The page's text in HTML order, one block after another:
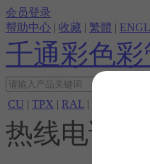
会员登录
帮助中心 | 收藏 | 繁體 |
千通彩色
CU | TPX | RAL |
热线电话：